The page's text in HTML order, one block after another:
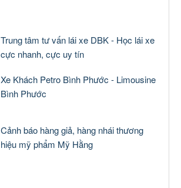
Trung tâm tư vấn lái xe DBK - Học lái xe
cực nhanh, cực uy tín
Xe Khách Petro Bình Phước - Limousine
Bình Phước
Cảnh báo hàng giả, hàng nhái thương
hiệu mỹ phẩm Mỹ Hằng